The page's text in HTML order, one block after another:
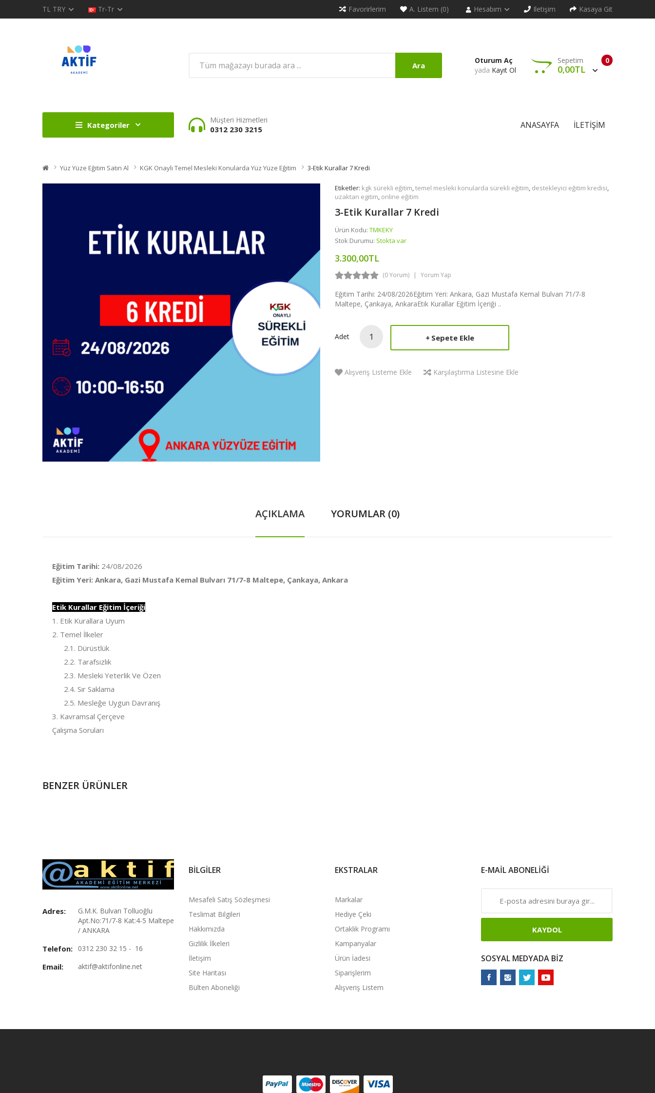
TL TRY Tr-Tr Favorirlerim A. Listem (0) Hesabım Iletişim Kasaya Git
Oturum Aç
yada Kayıt Ol
0
Sepetim
0,00TL
Ara
Kategoriler
Müşteri Hizmetleri
0312 230 3215 ANASAYFA İLETIŞIM
Yüz Yüze Eğitim Satın Al KGK Onaylı Temel Mesleki Konularda Yüz Yüze Eğitim 3-Etik Kurallar 7 Kredi
Etiketler: kgk sürekli eğitim,temel mesleki konularda sürekli eğitim, destekleyici eğitim kredisi,
uzaktan egitim, online eğitim
3-Etik Kurallar 7 Kredi
Ürün Kodu: TMKEKY
Stok Durumu: Stokta var
3.300,00TL
(0 Yorum) Yorum Yap
Eğitim Tarihi: 24/08/2026Eğitim Yeri: Ankara, Gazi Mustafa Kemal Bulvarı 71/7-8
Maltepe, Çankaya, AnkaraEtik Kurallar Eğitim İçeriği ..
Adet Sepete Ekle
Alışveriş Listeme Ekle Karşılaştırma Listesine Ekle
AÇIKLAMA YORUMLAR (0)
Eğitim Tarihi: 24/08/2026
Eğitim Yeri: Ankara, Gazi Mustafa Kemal Bulvarı 71/7-8 Maltepe, Çankaya, Ankara
Etik Kurallar Eğitim İçeriği
1. Etik Kurallara Uyum
2. Temel İlkeler
2.1. Dürüstlük
2.2. Tarafsızlık
2.3. Mesleki Yeterlik Ve Özen
2.4. Sır Saklama
2.5. Mesleğe Uygun Davranış
3. Kavramsal Çerçeve
Çalışma Soruları
BENZER ÜRÜNLER
Adres:
G.M.K. Bulvarı Tolluoğlu
Apt.No:71/7-8 Kat:4-5 Maltepe
/ ANKARA
Telefon: 0312 230 32 15 - 16
Email: aktif@aktifonline.net
BILGILER
Mesafeli Satış Sözleşmesi
Teslimat Bilgileri
Hakkımızda
Gizlilik İlkeleri
İletişim
Site Haritası
Bülten Aboneliği
EKSTRALAR
Markalar
Hediye Çeki
Ortaklık Programı
Kampanyalar
Ürün İadesi
Siparişlerim
Alışveriş Listem
E-MAIL ABONELIĞI
KAYDOL
SOSYAL MEDYADA BIZ